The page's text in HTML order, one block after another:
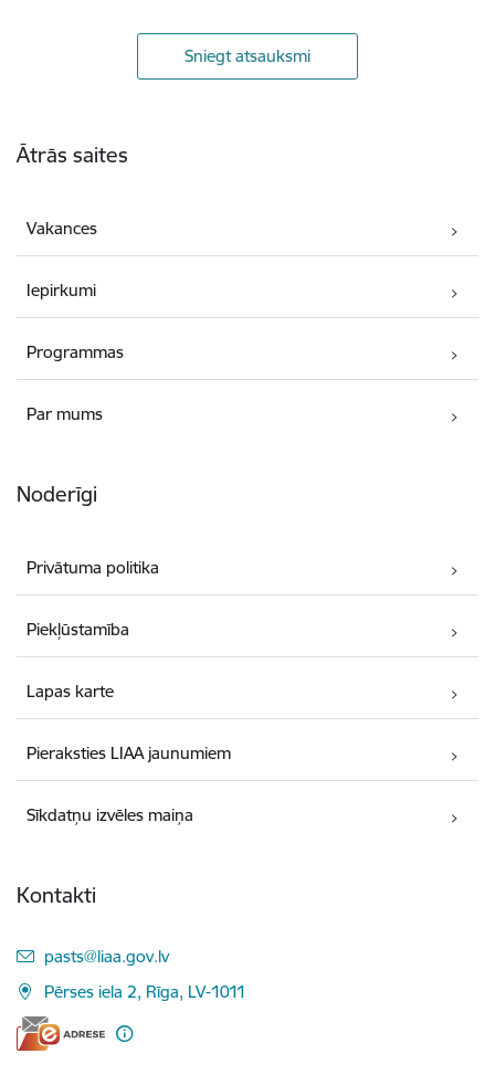
Sniegt atsauksmi
Ātrās saites
Vakances
Iepirkumi
Programmas
Par mums
Noderīgi
Privātuma politika
Piekļūstamība
Lapas karte
Pieraksties LIAA jaunumiem
Sīkdatņu izvēles maiņa
Kontakti
E-pasts:
pasts@liaa.gov.lv
Pērses iela 2, Rīga, LV-1011